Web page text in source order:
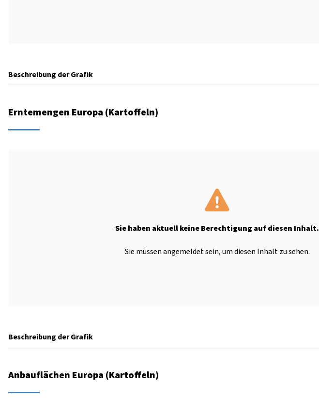
Beschreibung der Grafik
Erntemengen Europa (Kartoffeln)
Sie haben aktuell keine Berechtigung auf diesen Inhalt.
Sie müssen angemeldet sein, um diesen Inhalt zu sehen.
Beschreibung der Grafik
Anbauflächen Europa (Kartoffeln)